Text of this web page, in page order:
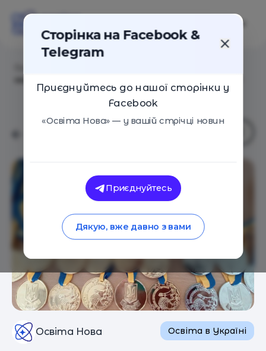
Освіта Нова Освіта в Україні
Сторінка на Facebook &
Telegram
Приєднуйтесь до нашої сторінки у
Facebook
«Освіта Нова» — у вашій стрічці новин
Приєднуйтесь
Дякую, вже давно з вами